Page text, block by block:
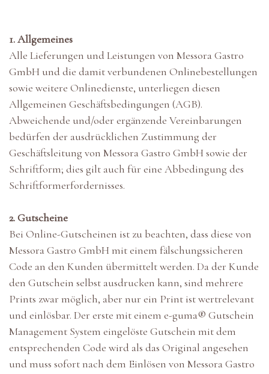
1. Allgemeines
Alle Lieferungen und Leistungen von Messora Gastro
GmbH und die damit verbundenen Onlinebestellungen
sowie weitere Onlinedienste, unterliegen diesen
Allgemeinen Geschäftsbedingungen (AGB).
Abweichende und/oder ergänzende Vereinbarungen
bedürfen der ausdrücklichen Zustimmung der
Geschäftsleitung von Messora Gastro GmbH sowie der
Schriftform; dies gilt auch für eine Abbedingung des
Schriftformerfordernisses.
2. Gutscheine
Bei Online-Gutscheinen ist zu beachten, dass diese von
Messora Gastro GmbH mit einem fälschungssicheren
Code an den Kunden übermittelt werden. Da der Kunde
den Gutschein selbst ausdrucken kann, sind mehrere
Prints zwar möglich, aber nur ein Print ist wertrelevant
und einlösbar. Der erste mit einem e-guma® Gutschein
Management System eingelöste Gutschein mit dem
entsprechenden Code wird als das Original angesehen
und muss sofort nach dem Einlösen von Messora Gastro